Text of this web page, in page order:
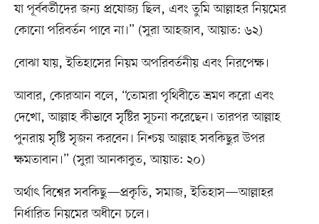
যা পূর্ববর্তীদের জন্য প্রযোজ্য ছিল, এবং তুমি আল্লাহর নিয়মের
কোনো পরিবর্তন পাবে না।” (সুরা আহজাব, আয়াত: ৬২)
বোঝা যায়, ইতিহাসের নিয়ম অপরিবর্তনীয় এবং নিরপেক্ষ।
আবার, কোরআন বলে, “তোমরা পৃথিবীতে ভ্রমণ করো এবং
দেখো, আল্লাহ কীভাবে সৃষ্টির সূচনা করেছেন। তারপর আল্লাহ
পুনরায় সৃষ্টি সৃজন করবেন। নিশ্চয় আল্লাহ সবকিছুর উপর
ক্ষমতাবান।” (সুরা আনকাবুত, আয়াত: ২০)
অর্থাৎ বিশ্বের সবকিছু—প্রকৃতি, সমাজ, ইতিহাস—আল্লাহর
নির্ধারিত নিয়মের অধীনে চলে।